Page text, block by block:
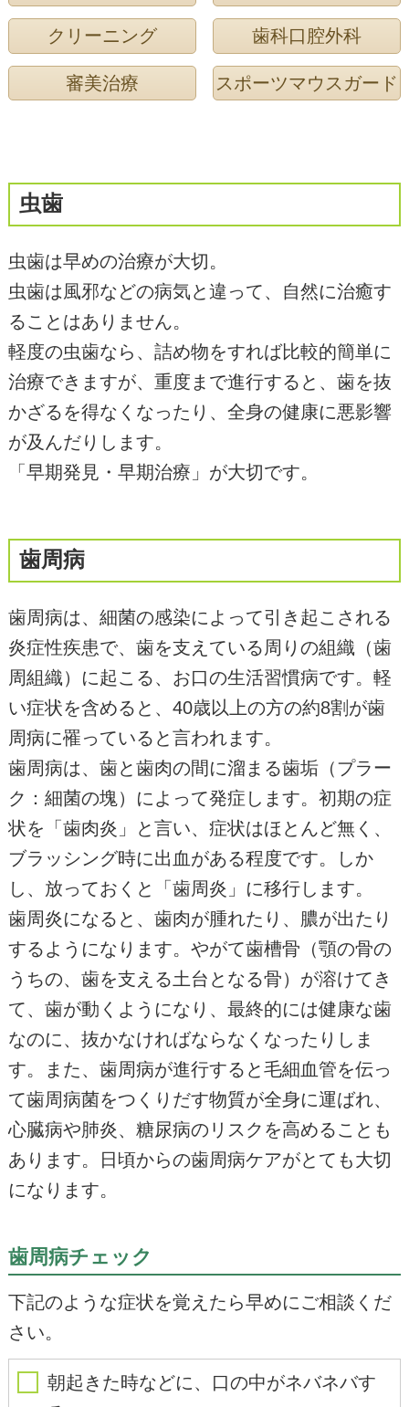
クリーニング 歯科口腔外科
審美治療 スポーツマウスガード
虫歯
虫歯は早めの治療が大切。
虫歯は風邪などの病気と違って、自然に治癒す
ることはありません。
軽度の虫歯なら、詰め物をすれば比較的簡単に
治療できますが、重度まで進行すると、歯を抜
かざるを得なくなったり、全身の健康に悪影響
が及んだりします。
「早期発見・早期治療」が大切です。
歯周病
歯周病は、細菌の感染によって引き起こされる
炎症性疾患で、歯を支えている周りの組織（歯
周組織）に起こる、お口の生活習慣病です。軽
い症状を含めると、40歳以上の方の約8割が歯
周病に罹っていると言われます。
歯周病は、歯と歯肉の間に溜まる歯垢（プラー
ク：細菌の塊）によって発症します。初期の症
状を「歯肉炎」と言い、症状はほとんど無く、
ブラッシング時に出血がある程度です。しか
し、放っておくと「歯周炎」に移行します。
歯周炎になると、歯肉が腫れたり、膿が出たり
するようになります。やがて歯槽骨（顎の骨の
うちの、歯を支える土台となる骨）が溶けてき
て、歯が動くようになり、最終的には健康な歯
なのに、抜かなければならなくなったりしま
す。また、歯周病が進行すると毛細血管を伝っ
て歯周病菌をつくりだす物質が全身に運ばれ、
心臓病や肺炎、糖尿病のリスクを高めることも
あります。日頃からの歯周病ケアがとても大切
になります。
歯周病チェック
下記のような症状を覚えたら早めにご相談くだ
さい。
朝起きた時などに、口の中がネバネバす